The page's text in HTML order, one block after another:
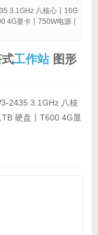
3.1GHz 八核心丨16G
4G显卡丨750W电源丨
工作站图形
2435 3.1GHz 八核
硬盘丨T600 4G显